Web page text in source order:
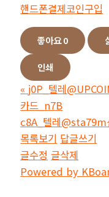
핸드폰결제코인구입
좋아요0
인쇄
« j0P_텔레
카드_n7B
c8A_텔레@sta79m
목록보기 답글쓰기
글수정 글삭제
Powered by